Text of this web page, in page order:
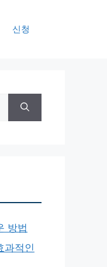
신청
방법
과적인